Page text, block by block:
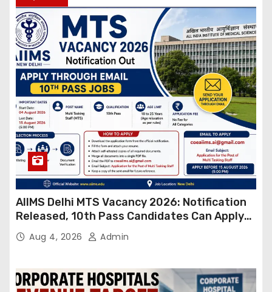
AIIMS Delhi MTS Vacancy 2026: Notification
Released, 10th Pass Candidates Can Apply
Through Email
Aug 4, 2026 Admin